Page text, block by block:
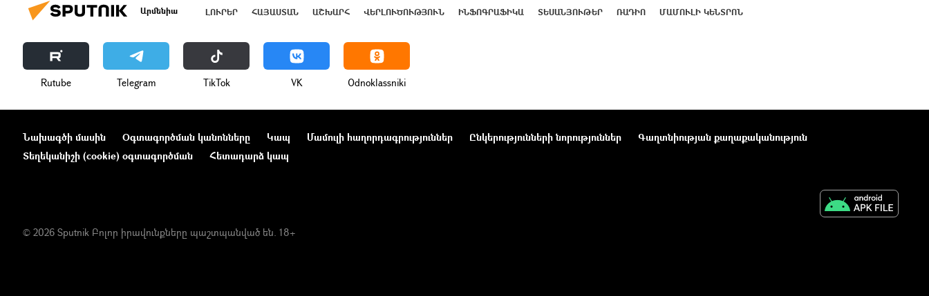
Արմենիա ԼՈՒՐԵՐ ՀԱՅԱՍՏԱՆ ԱՇԽԱՐՀ ՎԵՐԼՈՒԾՈՒԹՅՈՒՆ ԻՆՖՈԳՐԱՖԻԿԱ ՏԵՍԱՆՅՈՒԹԵՐ ՌԱԴԻՈ ՄԱՄՈՒԼԻ ԿԵՆՏՐՈՆ
Rutube Telegram ТikТоk VK Odnoklassniki
Նախագծի մասին Օգտագործման կանոնները Կապ Մամուլի հաղորդագրություններ Ընկերությունների նորություններ
Գաղտնիության քաղաքականություն
Տեղեկանիշի (cookie) օգտագործման
Հետադարձ կապ
© 2026 Sputnik Բոլոր իրավունքները պաշտպանված են. 18+